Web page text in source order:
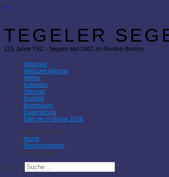
×
TEGELER
125 Jahre TSC - Segeln seit 1901 im Norden Berlins
Webcam
Webcam Malche
Wetter
Kalender
Sitemap
Kontakt
Impressum
Datenschutz
IDM der H-Boote 2026
Aktuelle Seite:
Home
Rundschreiben
Neuigkeiten
Suchen